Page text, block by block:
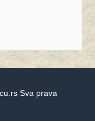
Sva prava